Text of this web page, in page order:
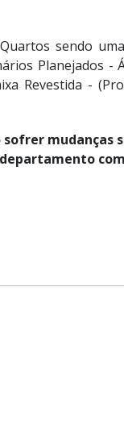
sendo
Planejados -
Revestida -
mudanças